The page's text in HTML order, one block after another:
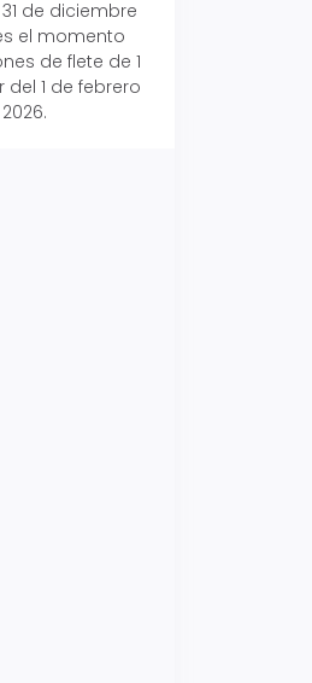
de diciembre
el momento
de flete de 1
1 de febrero